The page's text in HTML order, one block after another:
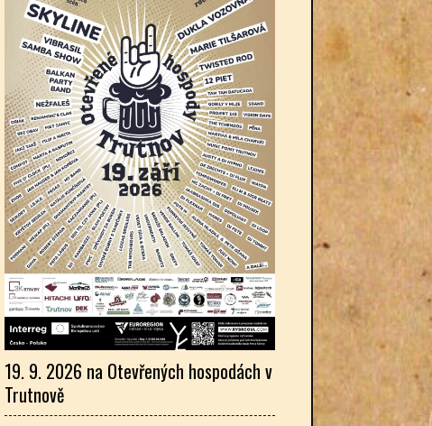
19. 9. 2026 na Otevřených hospodách v
Trutnově